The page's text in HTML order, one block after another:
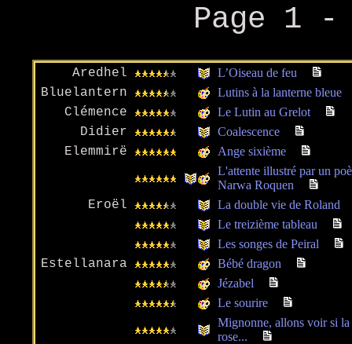
Page 1
Aredhel L’Oiseau de feu
Bluelantern Lutins à la lanterne bleue
Clémence Le Lutin au Grelot
Didier Coalescence
Elemmirë
Ange sixième
L'attente illustré par un
Narwa Roquen
Eroël
La double vie de Roland
Le treizième tableau
Les songes de Peiral
Estellanara
Bébé dragon
Jézabel
Le sourire
Mignonne, allons voir si la
rose...